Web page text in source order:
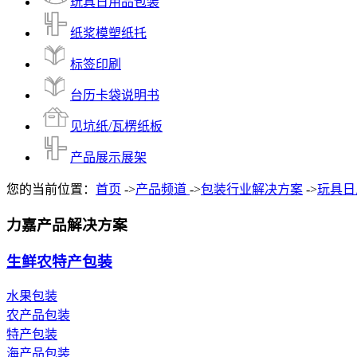
纸浆模塑纸托
标签印刷
台历卡袋说明书
见坑纸/瓦楞纸板
产品展示展架
您的当前位置： 首页 ->产品频道 ->包装行业解决方案 ->玩具
力嘉产品解决方案
生鲜农特产包装
水果包装
农产品包装
特产包装
海产品包装